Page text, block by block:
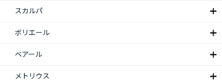
スカルパ
ボリエール
ベアール
メトリウス